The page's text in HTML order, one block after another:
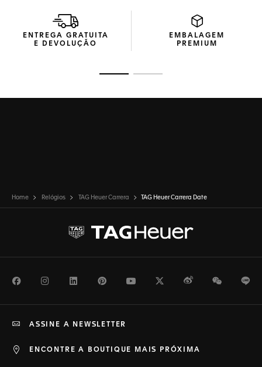
dobrável em aço possui botões de segurança e um
logotipo TAG Heuer aplicado.
ENTREGA GRATUITA
E DEVOLUÇÃO
EMBALAGEM
PREMIUM
Home Relógios TAG Heuer Carrera TAG Heuer Carrera Date
FacebookInstagramLinkedInPinterestYoutubeTwitterWeiboWeChat
ENCONTRE A BOUTIQUE MAIS PRÓXIMA
ASSINE A NEWSLETTER